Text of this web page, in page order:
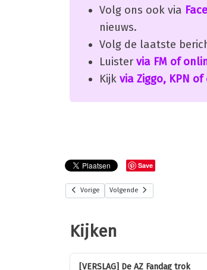
Volg ons ook via
nieuws.
Volg de laatste
Luister via FM of
Kijk via Ziggo, KPN
Save
Vorige Volgende
Kijken
[VERSLAG] De AZ Fandag trok